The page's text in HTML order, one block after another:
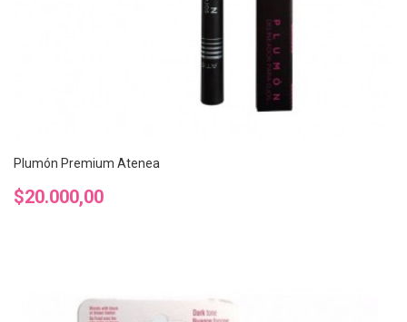
Plumón Premium Atenea
Precio
$20.000,00